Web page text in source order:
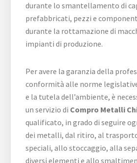
durante lo smantellamento di
prefabbricati, pezzi e
durante la rottamazione di
impianti di produzione.
Per avere la garanzia della
conformità alle norme
e la tutela dell’ambiente, è
un servizio di Compro Metalli
qualificato, in grado di seguire
dei metalli, dal ritiro, al
speciali, allo stoccaggio, alla
diversi elementi e allo